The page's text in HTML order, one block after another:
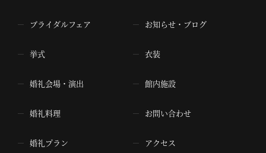
ブライダルフェア
挙式
婚礼会場・演出
婚礼料理
婚礼プラン
お知らせ・ブログ
衣装
館内施設
お問い合わせ
アクセス